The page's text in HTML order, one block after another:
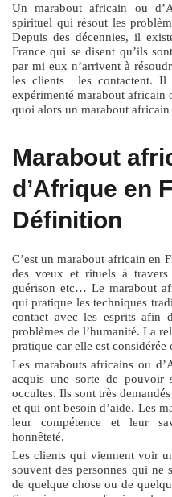
Un marabout africain ou
spirituel qui résout les
Depuis des décennies, il
France qui se disent qu’ils
par mi eux n’arrivent à
les clients les contactent. Il
expérimenté marabout africain
quoi alors un marabout
Marabout
d’Afrique en
Définition
C’est un marabout africain en
des vœux et rituels à
guérison etc… Le marabout
qui pratique les techniques
contact avec les esprits afin
problèmes de l’humanité. La
pratique car elle est
Les marabouts africains ou
acquis une sorte de pouvoir
occultes. Ils sont très
et qui ont besoin d’aide. Les
leur compétence et leur
honnêteté.
Les clients qui viennent voir
souvent des personnes qui ne
de quelque chose ou de